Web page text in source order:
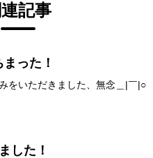
記事
った！
をいただきました、無念＿|￣|○
した！